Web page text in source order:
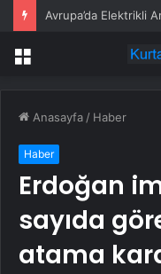
Menü
Anasayfa / Haber
Haber
Erdoğan
sayıda
atama